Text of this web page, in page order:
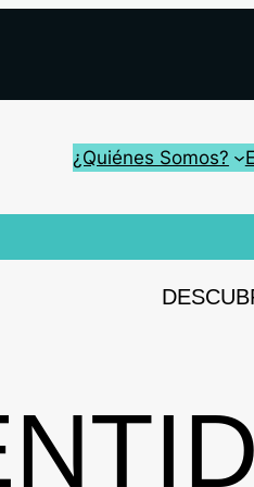
¿Quiénes Somos?